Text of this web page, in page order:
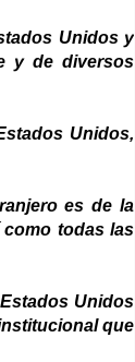
Unidos y
y de diversos
Unidos,
es de la
todas las
Unidos
que